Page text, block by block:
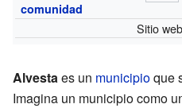
comunidad
Sitio
Alvestaes un municipioque
Imagina un municipio como